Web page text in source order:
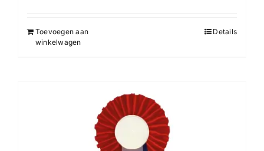
Toevoegen aan
winkelwagen
Details